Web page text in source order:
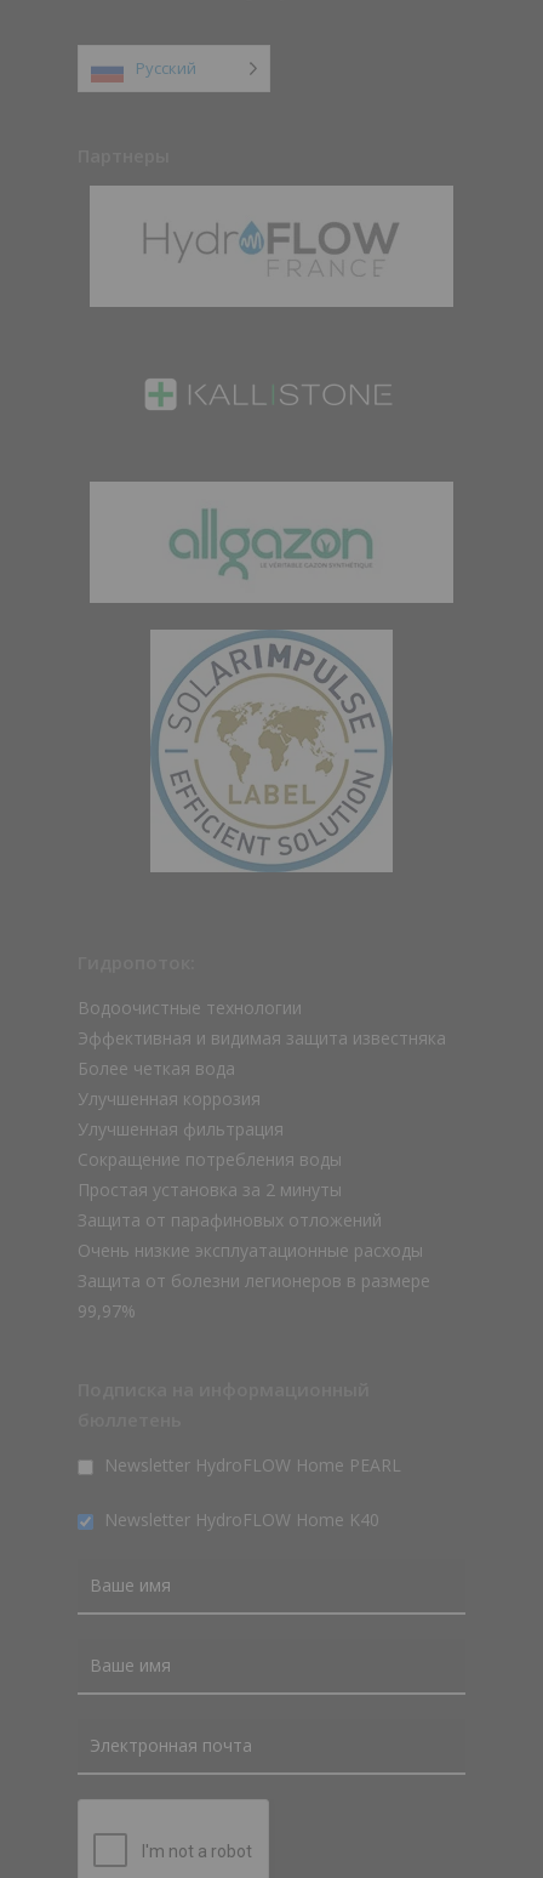
Русский
Водоочистные технологии
Эффективная и видимая защита известняка
Более четкая вода
Улучшенная коррозия
Улучшенная фильтрация
Сокращение потребления воды
Простая установка за 2 минуты
Защита от парафиновых отложений
Очень низкие эксплуатационные расходы
Защита от болезни легионеров в размере
99,97%
Newsletter HydroFLOW Home PEARL
Newsletter HydroFLOW Home K40